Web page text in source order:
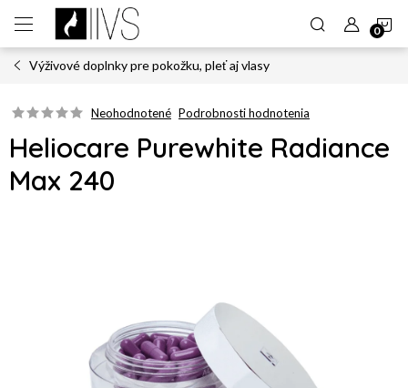
obsah
Výživové doplnky pre pokožku, pleť aj vlasy
Neohodnotené Podrobnosti hodnotenia
Heliocare Purewhite Radiance
Max 240